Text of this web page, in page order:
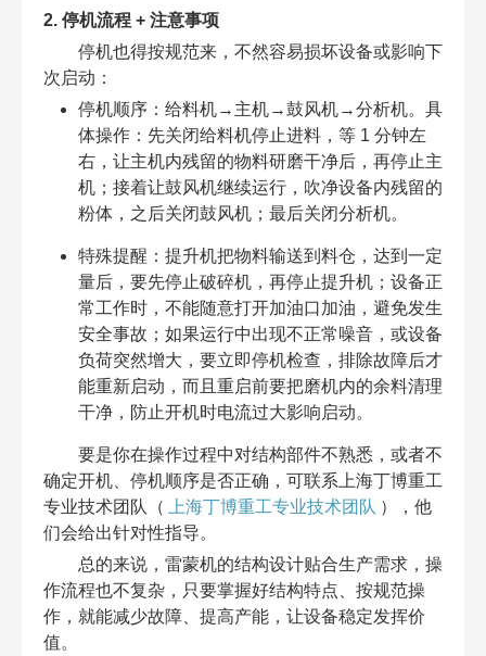
2. 停机流程 + 注意事项
停机也得按规范来，不然容易损坏设备或影响下
次启动：
停机顺序：给料机→主机→鼓风机→分析机。具
体操作：先关闭给料机停止进料，等 1 分钟左
右，让主机内残留的物料研磨干净后，再停止主
机；接着让鼓风机继续运行，吹净设备内残留的
粉体，之后关闭鼓风机；最后关闭分析机。
特殊提醒：提升机把物料输送到料仓，达到一定
量后，要先停止破碎机，再停止提升机；设备正
常工作时，不能随意打开加油口加油，避免发生
安全事故；如果运行中出现不正常噪音，或设备
负荷突然增大，要立即停机检查，排除故障后才
能重新启动，而且重启前要把磨机内的余料清理
干净，防止开机时电流过大影响启动。
要是你在操作过程中对结构部件不熟悉，或者不
确定开机、停机顺序是否正确，可联系上海丁博重工
专业技术团队（
上海丁博重工专业技术团队 ），他
们会给出针对性指导。
总的来说，雷蒙机的结构设计贴合生产需求，操
作流程也不复杂，只要掌握好结构特点、按规范操
作，就能减少故障、提高产能，让设备稳定发挥价
值。